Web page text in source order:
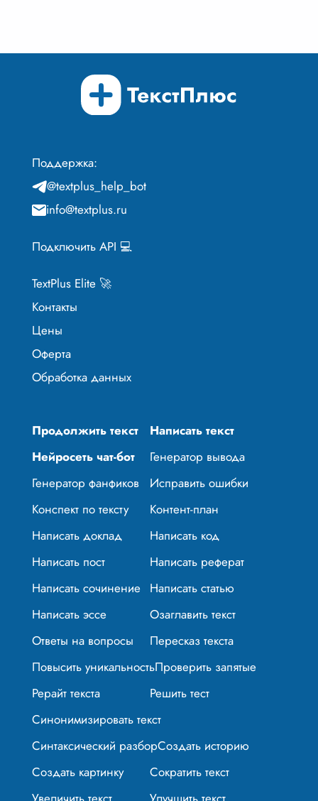
Поддержка:
@textplus_help_bot
info@textplus.ru
Подключить API 💻
TextPlus Elite 🚀
Контакты
Цены
Оферта
Обработка данных
Продолжить текст
Написать текст
Нейросеть чат-бот
Генератор вывода
Генератор фанфиков
Исправить ошибки
Конспект по тексту
Контент-план
Написать доклад
Написать код
Написать пост
Написать реферат
Написать сочинение Написать статью
Написать эссе
Озаглавить текст
Ответы на вопросы
Пересказ текста
Повысить уникальностьПроверить запятые
Рерайт текста
Решить тест
Синонимизировать текст
Синтаксический разборСоздать историю
Создать картинку
Сократить текст